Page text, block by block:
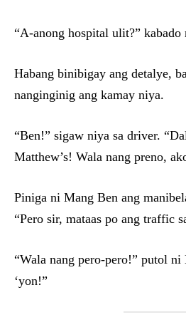
“A-anong hospital ulit?” kabado
Habang binibigay ang detalye,
nanginginig ang kamay niya.
“Ben!” sigaw niya sa driver.
Matthew’s! Wala nang preno,
Piniga ni Mang Ben ang
“Pero sir, mataas po ang traffic
“Wala nang pero-pero!” putol
‘yon!”